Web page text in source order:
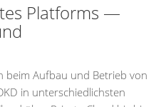
Platforms —
Aufbau und Betrieb von
in unterschiedlichsten